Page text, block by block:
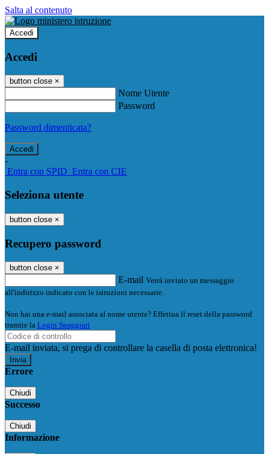
Salta al contenuto
Accedi
Accedi
button close ×
Nome Utente
Password
Password dimenticata?
-
Entra con SPID Entra con CIE
Seleziona utente
button close ×
Recupero password
button close ×
E-mail Verrà inviato un messaggio
all'indirizzo indicato con le istruzioni necessarie.
Non hai una e-mail associata al nome utente? Effettua il reset della password
tramite la Login Spaggiari
E-mail inviata, si prega di controllare la casella di posta elettronica!
Errore
Chiudi
Successo
Chiudi
Informazione